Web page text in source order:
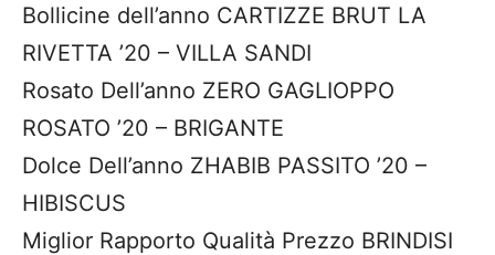
Bollicine dell’anno CARTIZZE BRUT LA
RIVETTA ’20 – VILLA SANDI
Rosato Dell’anno ZERO GAGLIOPPO
ROSATO ’20 – BRIGANTE
Dolce Dell’anno ZHABIB PASSITO ’20 –
HIBISCUS
Miglior Rapporto Qualità Prezzo BRINDISI